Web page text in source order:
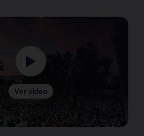
Ver vídeo